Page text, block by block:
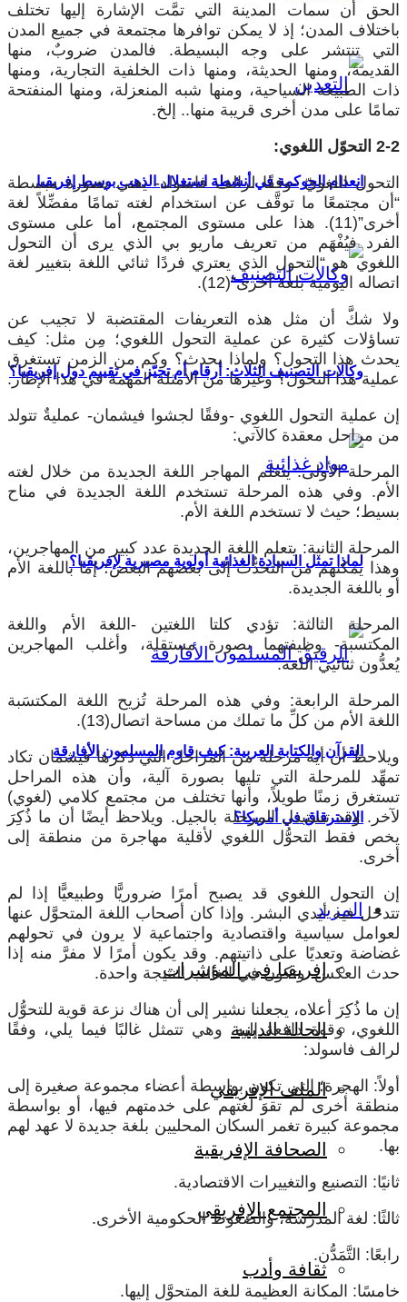
انعدام الحوكمة في أنشطة استغلال الذهب بوسط إفريقيا
وكالات التصنيف الثلاث: أرقام أم تحيّز في تقييم دول إفريقيا؟
لماذا تمثل السيادة الغذائية أولوية مصيرية لإفريقيا؟
القرآن والكتابة العربية: كيف قاوم المسلمون الأفارقة
الاسترقاق في أمريكا؟
المزيد
إفريقيا في المؤشرات
الحالة الدينية
الملف الإفريقي
الصحافة الإفريقية
المجتمع الإفريقي
ثقافة وأدب
الحق أن سمات المدينة التي تمَّت الإشارة إليها تختلف
باختلاف المدن؛ إذ لا يمكن توافرها مجتمعة في جميع المدن
التي تنتشر على وجه البسيطة. فالمدن ضروبٌ، منها
القديمة، ومنها الحديثة، ومنها ذات الخلفية التجارية، ومنها
ذات الطبيعة السياحية، ومنها شبه المنعزلة، ومنها المنفتحة
تمامًا على مدن أخرى قريبة منها.. إلخ.
2-2 التحوّل اللغوي:
التحول اللغويّ -وفقًا لرالف فاسولد- يعني بصورة مبسطة
“أن مجتمعًا ما توقَّف عن استخدام لغته تمامًا مفضِّلاً لغة
أخرى”(11). هذا على مستوى المجتمع، أما على مستوى
الفرد فيُفْهَم من تعريف ماريو بي الذي يرى أن التحول
اللغوي هو “التحول الذي يعتري فردًا ثنائي اللغة بتغيير لغة
اتصاله اليومية بلغة أخرى”(12).
ولا شكَّ أن مثل هذه التعريفات المقتضبة لا تجيب عن
تساؤلات كثيرة عن عملية التحول اللغوي؛ مِن مثل: كيف
يحدث هذا التحول؟ ولماذا يحدث؟ وكم من الزمن تستغرق
عملية هذا التحول؟ وغيرها من الأمثلة المهمة في هذا الإطار.
إن عملية التحول اللغوي -وفقًا لجشوا فيشمان- عمليةٌ تتولد
من مراحل معقدة كالآتي:
المرحلة الأولى: يتعلم المهاجر اللغة الجديدة من خلال لغته
الأم. وفي هذه المرحلة تستخدم اللغة الجديدة في مناح
بسيط؛ حيث لا تستخدم اللغة الأم.
المرحلة الثانية: يتعلم اللغة الجديدة عدد كبير من المهاجرين،
وهذا يمكنهم من التحدُّث إلى بعضهم البعض؛ إما باللغة الأم
أو باللغة الجديدة.
المرحلة الثالثة: تؤدي كلتا اللغتين -اللغة الأم واللغة
المكتسبة- وظيفتهما بصورة مستقلة، وأغلب المهاجرين
يُعدُّون ثنائيي اللغة.
المرحلة الرابعة: وفي هذه المرحلة تُزيح اللغة المكتسَبة
اللغة الأم من كلِّ ما تملك من مساحة اتصال(13).
ويلاحظ أن أية مرحلة من المراحل التي ذكرها فيشمان تكاد
تمهِّد للمرحلة التي تليها بصورة آلية، وأن هذه المراحل
تستغرق زمنًا طويلاً، وأنها تختلف من مجتمع كلامي (لغوي)
لآخر. وقد تستبدل المرحلة بالجيل. ويلاحظ أيضًا أن ما ذُكِرَ
يخص فقط التحوُّل اللغوي لأقلية مهاجرة من منطقة إلى
أخرى.
إن التحول اللغوي قد يصبح أمرًا ضروريًّا وطبيعيًّا إذا لم
تتدخل فيه أيدي البشر. وإذا كان أصحاب اللغة المتحوَّل عنها
لعوامل سياسية واقتصادية واجتماعية لا يرون في تحولهم
غضاضة وتعديًا على ذاتيتهم. وقد يكون أمرًا لا مفرَّ منه إذا
حدث العكس. وتكون في الغالب النتيجة واحدة.
إن ما ذُكِرَ أعلاه، يجعلنا نشير إلى أن هناك نزعة قوية للتحوُّل
اللغوي، وقوة دافعة إليه، وهي تتمثل غالبًا فيما يلي، وفقًا
لرالف فاسولد:
أولاً: الهجرة؛ التي تكون بواسطة أعضاء مجموعة صغيرة إلى
منطقة أخرى لم تقوَ لغتهم على خدمتهم فيها، أو بواسطة
مجموعة كبيرة تغمر السكان المحليين بلغة جديدة لا عهد لهم
بها.
ثانيًا: التصنيع والتغييرات الاقتصادية.
ثالثًا: لغة المدرسة، والضغوط الحكومية الأخرى.
رابعًا: التَّمَدُّن.
خامسًا: المكانة العظيمة للغة المتحوَّل إليها.